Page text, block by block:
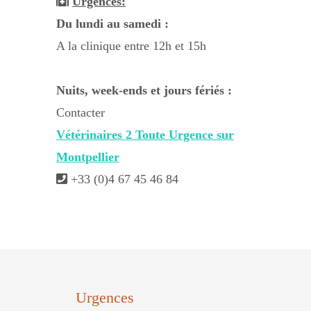
Du lundi au samedi :
A la clinique entre 12h et 15h
Nuits, week-ends et jours fériés :
Contacter
Vétérinaires 2 Toute Urgence sur
Montpellier
+33 (0)4 67 45 46 84
Urgences